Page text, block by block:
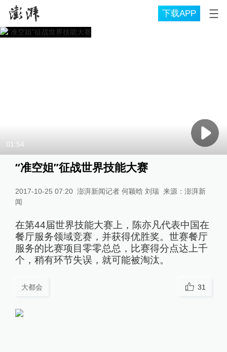
下载APP
01:54
“准空姐”征战世界技能大赛
2017-10-25 07:20 澎湃新闻记者 何颖晗 刘瑞 来源： 澎湃新
闻
在第44届世界技能大赛上，陈亦凡代表中国在
餐厅服务领域竞赛，并获得优胜奖。世赛餐厅
服务的比赛项目零零总总，比赛得分点达上千
个，稍有环节失误，就可能被淘汰。
大都会 31